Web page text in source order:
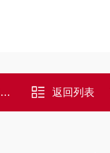
返回列表